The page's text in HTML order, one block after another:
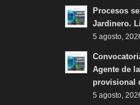
Procesos
Jardinero.
5 agosto,
Agente de
provisional
5 agosto,